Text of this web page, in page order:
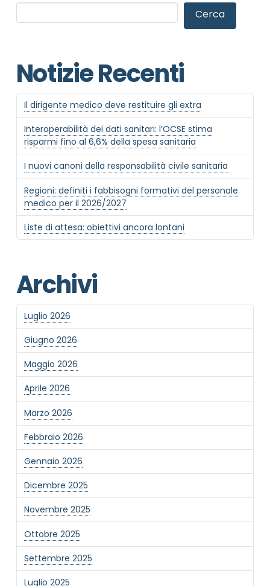
Cerca
Notizie Recenti
Il dirigente medico deve restituire gli extra
Interoperabilità dei dati sanitari: l’OCSE stima
risparmi fino al 6,6% della spesa sanitaria
I nuovi canoni della responsabilità civile sanitaria
Regioni: definiti i fabbisogni formativi del personale
medico per il 2026/2027
Liste di attesa: obiettivi ancora lontani
Archivi
Luglio 2026
Giugno 2026
Maggio 2026
Aprile 2026
Marzo 2026
Febbraio 2026
Gennaio 2026
Dicembre 2025
Novembre 2025
Ottobre 2025
Settembre 2025
Luglio 2025